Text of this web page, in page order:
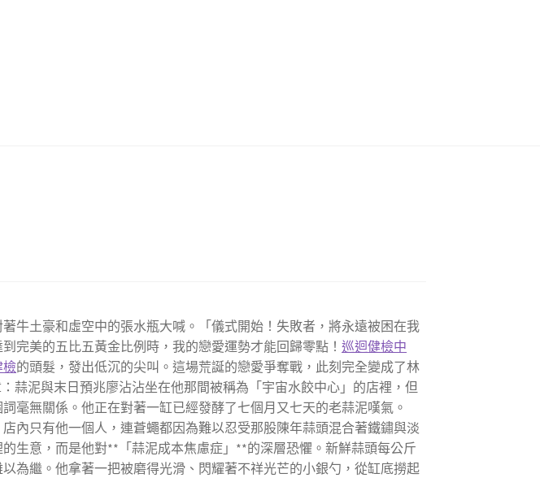
牛土豪和虛空中的張水瓶大喊。「儀式開始！失敗者，將永遠被困在我
完美的五比五黃金比例時，我的戀愛運勢才能回歸零點！巡迴健檢中
檢的頭髮，發出低沉的尖叫。這場荒誕的戀愛爭奪戰，此刻完全變成了林
蒜泥與末日預兆廖沾沾坐在他那間被稱為「宇宙水餃中心」的店裡，但
毫無關係。他正在對著一缸已經發酵了七個月又七天的老蒜泥嘆氣。
內只有他一個人，連蒼蠅都因為難以忍受那股陳年蒜頭混合著鐵鏽與淡
生意，而是他對**「蒜泥成本焦慮症」**的深層恐懼。新鮮蒜頭每公斤
為繼。他拿著一把被磨得光滑、閃耀著不祥光芒的小銀勺，從缸底撈起